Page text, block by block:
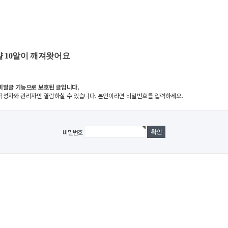
10알이 깨져왓어요
밀글 기능으로 보호된 글입니다.
성자와 관리자만 열람하실 수 있습니다. 본인이라면 비밀번호를 입력하세요.
비밀번호